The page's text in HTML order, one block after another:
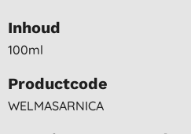
Inhoud
100ml
Productcode
WELMASARNICA